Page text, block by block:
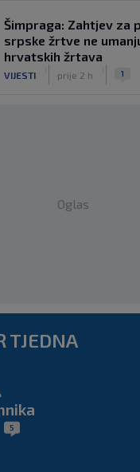
Šimpraga: Zahtjev za
srpske žrtve ne
hrvatskih žrtava
VIJESTI prije 2 h 1
Oglas
TJEDNA
5